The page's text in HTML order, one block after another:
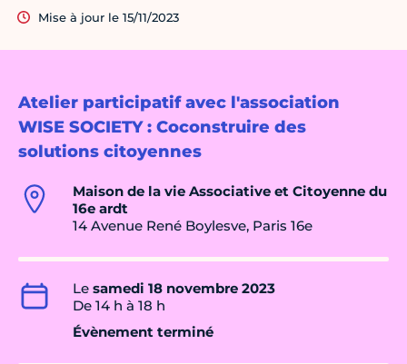
Atelier participatif avec l'association
WISE SOCIETY : Coconstruire des
solutions citoyennes
Maison de la vie Associative et Citoyenne du
16e ardt
14 Avenue René Boylesve, Paris 16e
Le samedi 18 novembre 2023
De 14 h à 18 h
Évènement terminé
Mise à jour le 15/11/2023